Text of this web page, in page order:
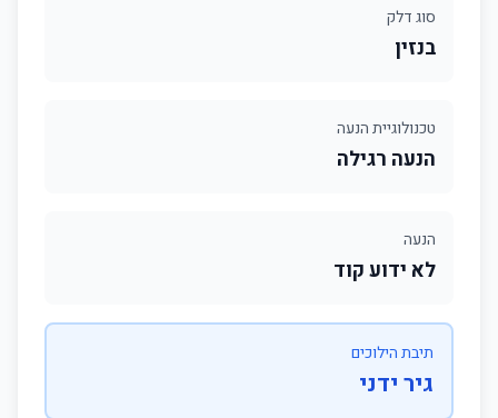
סוג דלק
בנזין
טכנולוגיית הנעה
הנעה רגילה
הנעה
לא ידוע קוד
תיבת הילוכים
גיר ידני